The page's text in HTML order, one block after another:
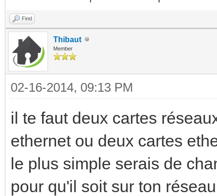
Find
Thibaut
Member
02-16-2014, 09:13 PM
il te faut deux cartes
ethernet ou deux cartes
le plus simple serais de
pour qu'il soit sur ton